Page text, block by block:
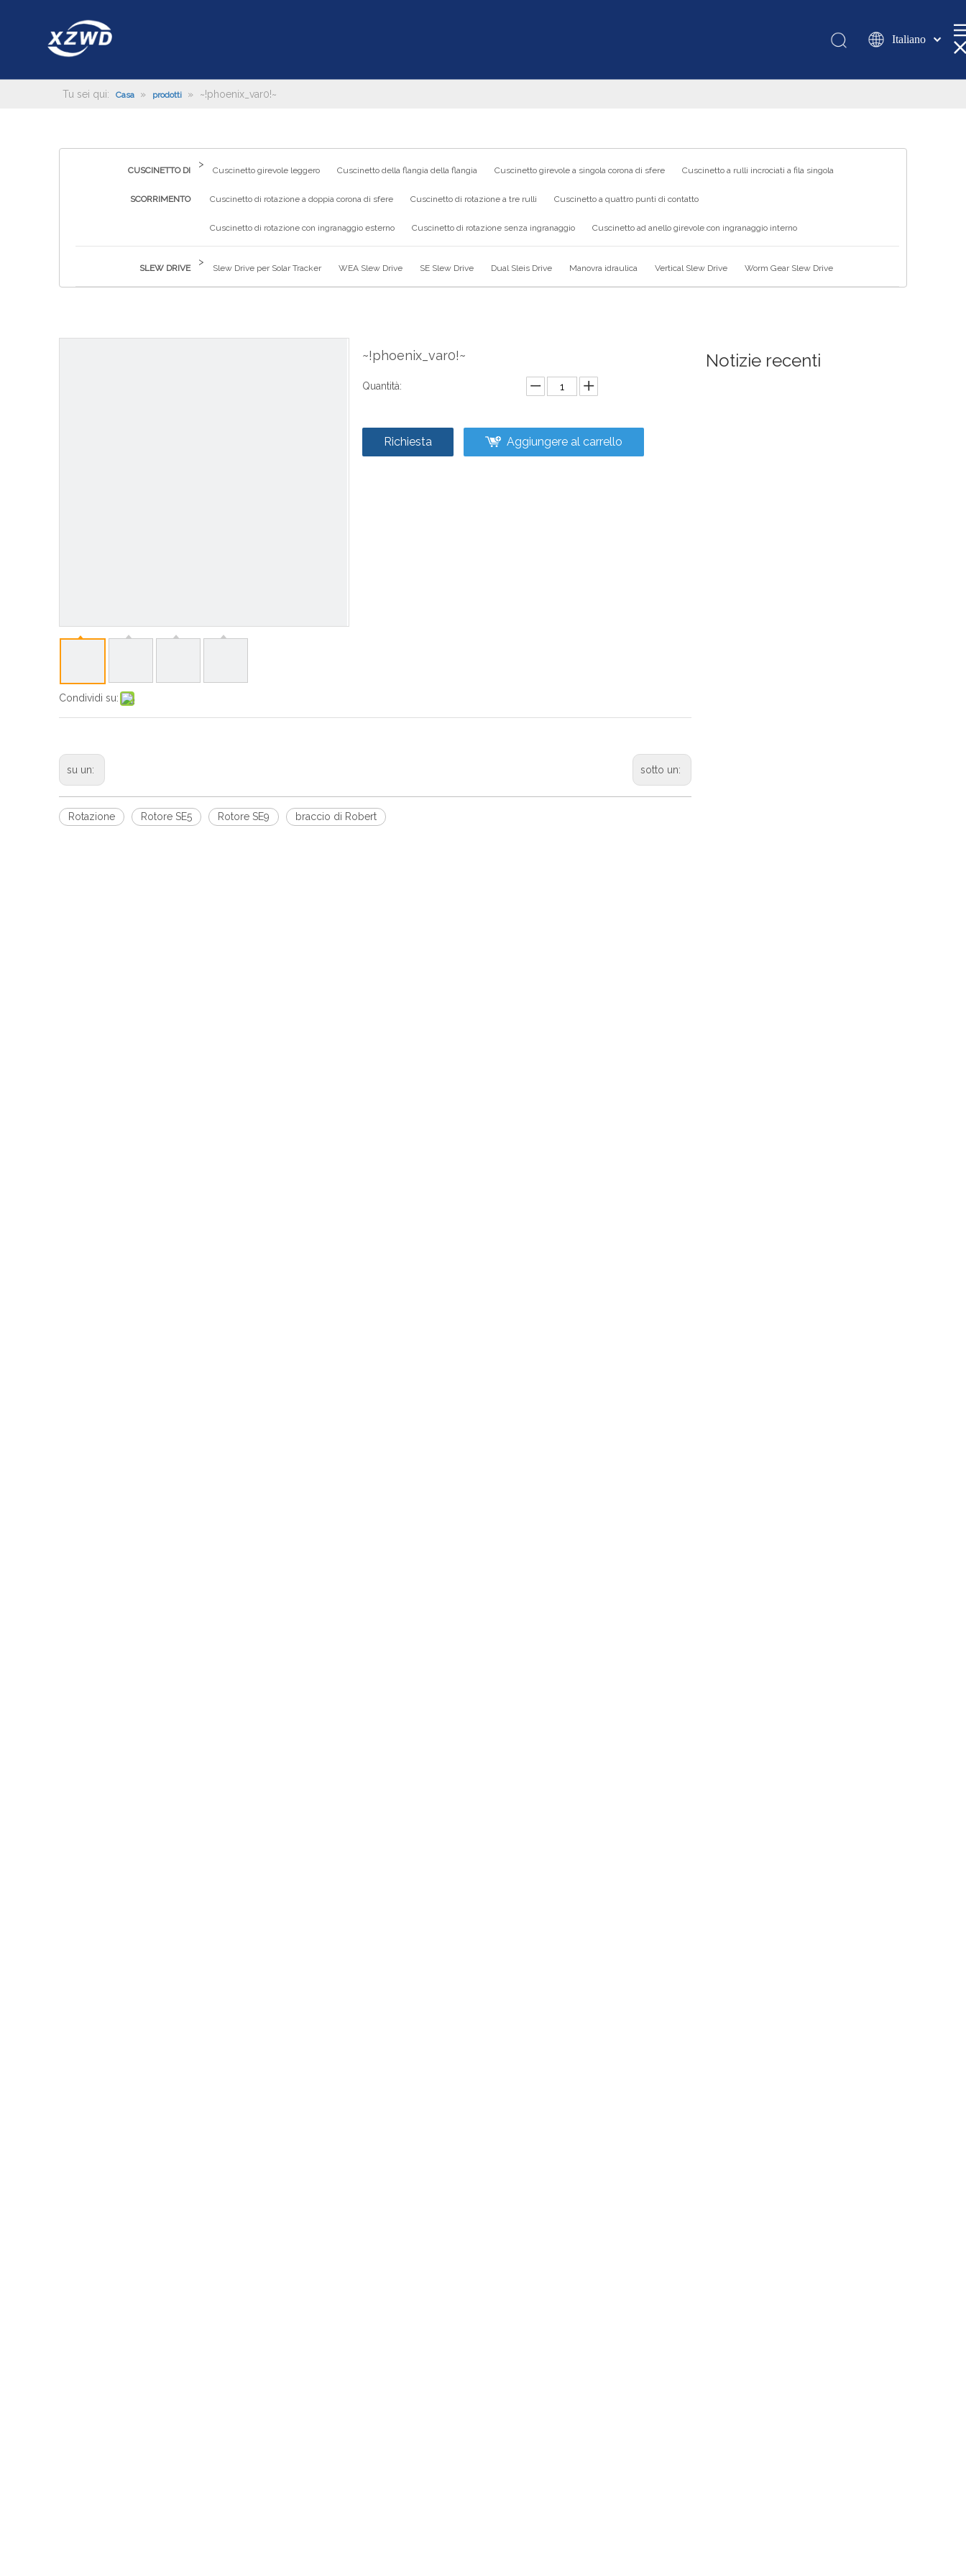
Italiano
românesc
Pусский
العربية
Tu sei qui: Casa » prodotti » ~!phoenix_var0!~
CUSCINETTO DI
SCORRIMENTO
>
Cuscinetto girevole leggero Cuscinetto della flangia della flangia Cuscinetto girevole a singola corona di sfere Cuscinetto a rulli incrociati a fila singola
Cuscinetto di rotazione a doppia corona di sfere Cuscinetto di rotazione a tre rulli Cuscinetto a quattro punti di contatto
Cuscinetto di rotazione con ingranaggio esterno Cuscinetto di rotazione senza ingranaggio Cuscinetto ad anello girevole con ingranaggio interno
SLEW DRIVE
>
Slew Drive per Solar Tracker WEA Slew Drive SE Slew Drive Dual Sleis Drive Manovra idraulica Vertical Slew Drive Worm Gear Slew Drive
Condividi su:
~!phoenix_var0!~
Quantità:
Richiesta Aggiungere al carrello
su un: sotto un:
Rotazione Rotore SE5 Rotore SE9 braccio di Robert
Notizie recenti